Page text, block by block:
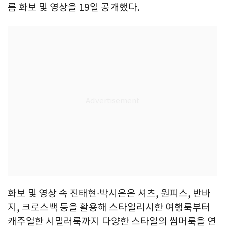
름 화보 및 영상을 19일 공개했다.
화보 및 영상 속 진태현∙박시은은 셔츠, 원피스, 반바
지, 크로스백 등을 활용해 스타일리시한 여행룩부터
캐주얼한 시밀러룩까지 다양한 스타일의 썸머룩을 연